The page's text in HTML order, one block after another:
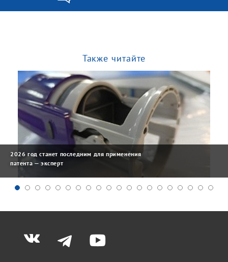
Также читайте
2026 год станет последним для применения
патента — эксперт